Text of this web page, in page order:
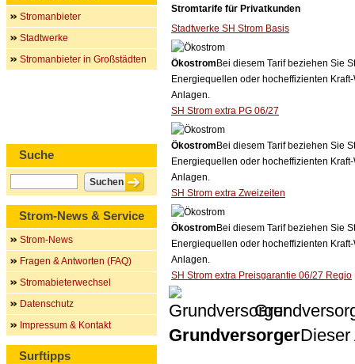
Stromtarife für Privatkunden
Stadtwerke SH Strom Basis
Ökostrom Bei diesem Tarif beziehen Sie
Energiequellen oder hocheffizienten
Anlagen.
SH Strom extra PG 06/27
Ökostrom Bei diesem Tarif beziehen Sie
Energiequellen oder hocheffizienten
Anlagen.
SH Strom extra Zweizeiten
Ökostrom Bei diesem Tarif beziehen Sie
Energiequellen oder hocheffizienten
Anlagen.
SH Strom extra Preisgarantie 06/27 Regio
GrundversorgerDieser
Stromanbieter
Stadtwerke
Stromanbieter in Großstädten
Suche
Strom-News & Service
Strom-News
Fragen & Antworten (FAQ)
Stromabieterwechsel
Datenschutz
Impressum & Kontakt
Surftipps